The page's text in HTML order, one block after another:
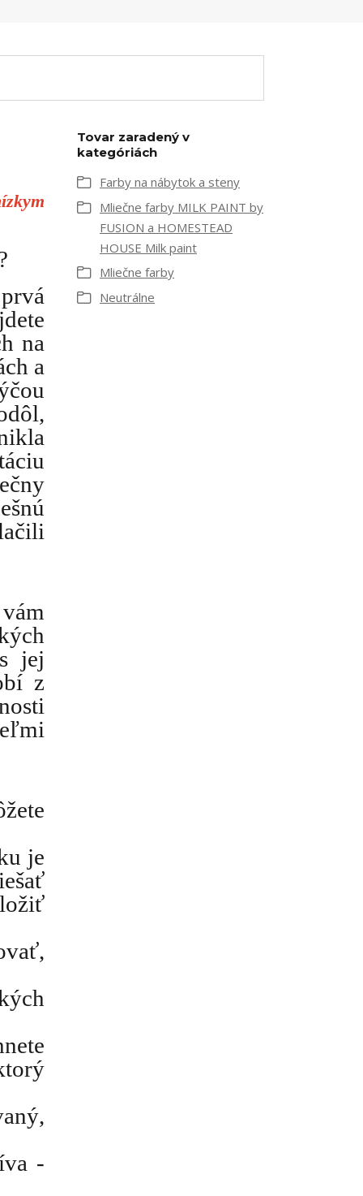
na
a
jej
z
je
-
Tovar zaradený v
kategóriách
Farby na nábytok a steny
Mliečne farby MILK PAINT by
FUSION a HOMESTEAD
HOUSE Milk paint
Mliečne farby
Neutrálne